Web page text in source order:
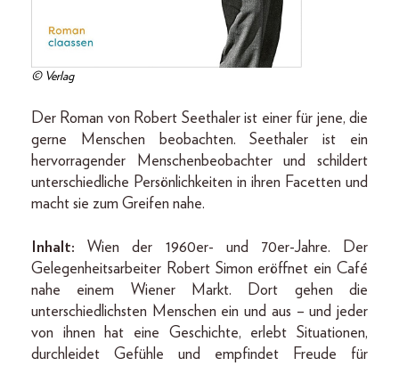
© Verlag
Der Roman von Robert Seethaler ist einer für jene, die
gerne Menschen beobachten. Seethaler ist ein
hervorragender Menschenbeobachter und schildert
unterschiedliche Persönlichkeiten in ihren Facetten und
macht sie zum Greifen nahe.
Inhalt:Wien der 1960er- und 70er-Jahre. Der
Gelegenheitsarbeiter Robert Simon eröffnet ein Café
nahe einem Wiener Markt. Dort gehen die
unterschiedlichsten Menschen ein und aus – und jeder
von ihnen hat eine Geschichte, erlebt Situationen,
durchleidet Gefühle und empfindet Freude für